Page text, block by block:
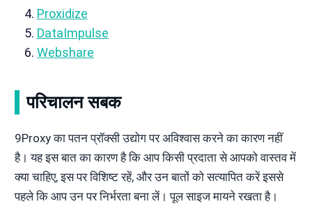
Proxidize
DataImpulse
Webshare
परिचालन सबक
9Proxy का पतन प्रॉक्सी उद्योग पर अविश्वास करने का कारण नहीं
है। यह इस बात का कारण है कि आप किसी प्रदाता से आपको वास्तव में
क्या चाहिए, इस पर विशिष्ट रहें, और उन बातों को सत्यापित करें इससे
पहले कि आप उन पर निर्भरता बना लें। पूल साइज मायने रखता है।